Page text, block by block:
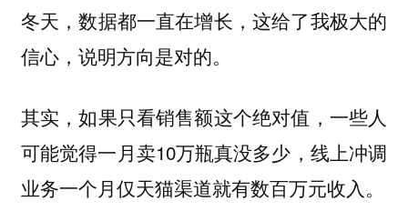
冬天，数据都一直在增长，这给了我极大的
信心，说明方向是对的。
其实，如果只看销售额这个绝对值，一些人
可能觉得一月卖10万瓶真没多少，线上冲调
业务一个月仅天猫渠道就有数百万元收入。